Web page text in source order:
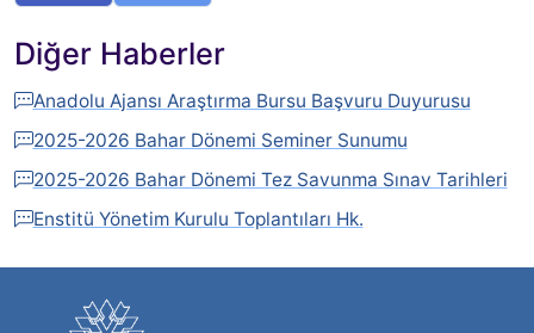
Diğer Haberler
Anadolu Ajansı Araştırma Bursu Başvuru Duyurusu
2025-2026 Bahar Dönemi Seminer Sunumu
2025-2026 Bahar Dönemi Tez Savunma Sınav Tarihleri
Enstitü Yönetim Kurulu Toplantıları Hk.